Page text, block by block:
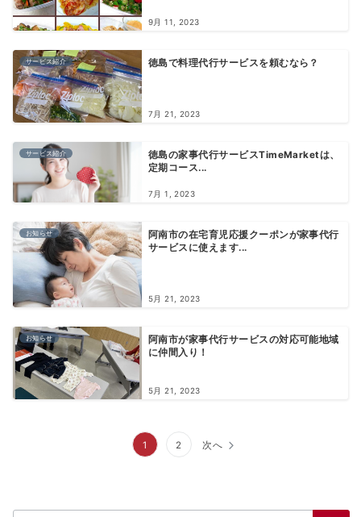
9月 11, 2023
サービス紹介 徳島で料理代行サービスを頼むなら？
7月 21, 2023
サービス紹介
徳島の家事代行サービスTimeMarketは、
定期コース...
7月 1, 2023
お知らせ
阿南市の在宅育児応援クーポンが家事代行
サービスに使えます...
5月 21, 2023
お知らせ
阿南市が家事代行サービスの対応可能地域
に仲間入り！
5月 21, 2023
1 2 次へ